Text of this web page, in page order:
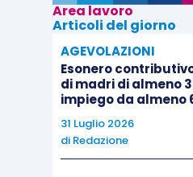
Area lavoro
Articoli del giorno
AGEVOLAZIONI
Esonero
di madri di almeno
impiego da almeno
31 Luglio 2026
di Redazione